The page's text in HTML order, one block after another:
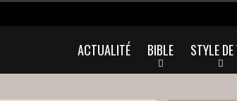
ACTUALITÉ BIBLE STYLE